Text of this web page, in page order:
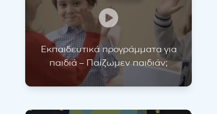
Εκπαιδευτικά προγράμματα για
παιδιά – Παίζωμεν παιδιάν;